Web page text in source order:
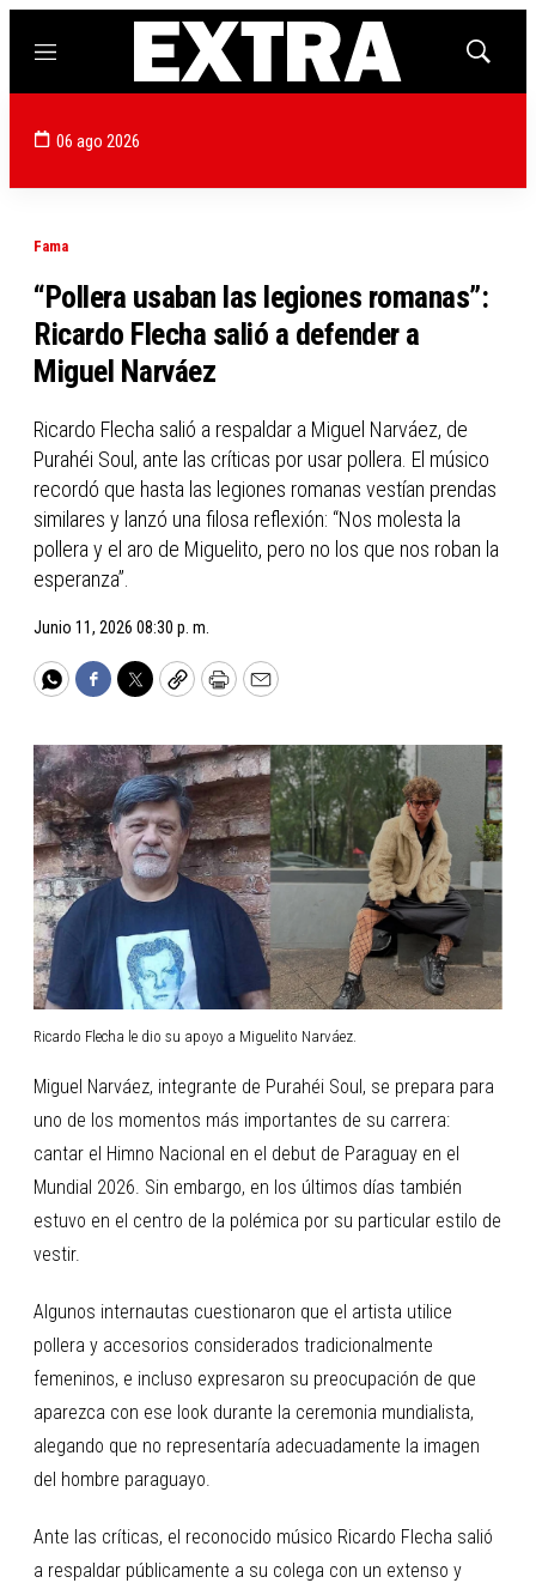
Menú
Mostrar
06 ago 2026
Fama
“Pollera usaban las legiones romanas”:
Ricardo Flecha salió a defender a
Miguel Narváez
Ricardo Flecha salió a respaldar a Miguel Narváez, de
Purahéi Soul, ante las críticas por usar pollera. El músico
recordó que hasta las legiones romanas vestían prendas
similares y lanzó una filosa reflexión: “Nos molesta la
pollera y el aro de Miguelito, pero no los que nos roban la
esperanza”.
Junio 11, 2026 08:30 p. m.
WhatsApp
Facebook
TwitterCopyPrintEmail
Ricardo Flecha le dio su apoyo a Miguelito Narváez.
Miguel Narváez, integrante de Purahéi Soul, se prepara para
uno de los momentos más importantes de su carrera:
cantar el Himno Nacional en el debut de Paraguay en el
Mundial 2026. Sin embargo, en los últimos días también
estuvo en el centro de la polémica por su particular estilo de
vestir.
Algunos internautas cuestionaron que el artista utilice
pollera y accesorios considerados tradicionalmente
femeninos, e incluso expresaron su preocupación de que
aparezca con ese look durante la ceremonia mundialista,
alegando que no representaría adecuadamente la imagen
del hombre paraguayo.
Ante las críticas, el reconocido músico Ricardo Flecha salió
a respaldar públicamente a su colega con un extenso y